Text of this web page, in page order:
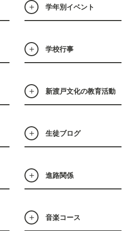
学年別イベント
学校行事
新渡戸文化の教育活動
生徒ブログ
進路関係
音楽コース